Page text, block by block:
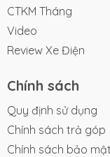
CTKM Tháng
Video
Review Xe Điện
Chính sách
Quy định sử dụng
Chính sách trả góp
Chính sách bảo mật